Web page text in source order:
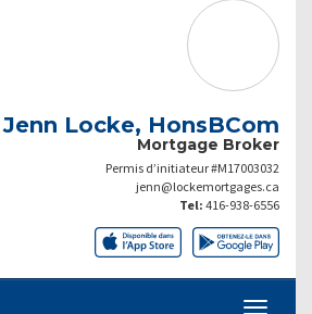
Jenn Locke, HonsBCom
Mortgage Broker
Permis d’initiateur #M17003032
jenn@lockemortgages.ca
Tel: 416-938-6556